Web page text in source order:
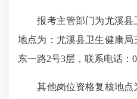
报考主管部门为尤溪县
地点为：尤溪县卫生健康
东一路2号3层，联系电话：
其他岗位资格复核地点